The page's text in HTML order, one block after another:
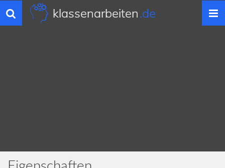
Toggle
navigation
klassenarbeiten.de